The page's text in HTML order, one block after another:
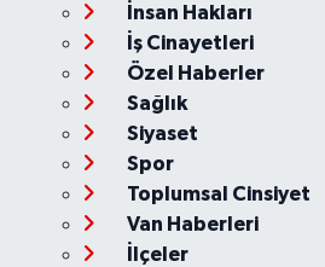
İnsan Hakları
İş Cinayetleri
Özel Haberler
Sağlık
Siyaset
Spor
Toplumsal Cinsiyet
Van Haberleri
İlçeler